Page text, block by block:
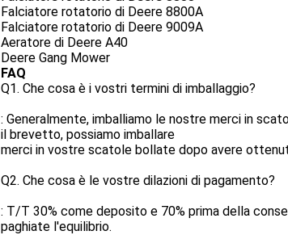
Falciatore rotatorio di Deere 8800A
Falciatore rotatorio di Deere 9009A
Aeratore di Deere A40
Deere Gang Mower
FAQ
Q1. Che cosa è i vostri termini di imballaggio?
: Generalmente, imballiamo le nostre merci in
il brevetto, possiamo imballare
merci in vostre scatole bollate dopo avere
Q2. Che cosa è le vostre dilazioni di pagamento?
: T/T 30% come deposito e 70% prima della
paghiate l'equilibrio.